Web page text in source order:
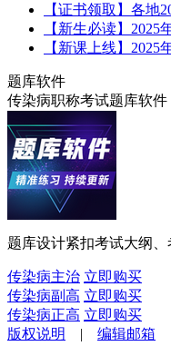
【证书领取】各地
【新生必读】
【新课上线】
题库软件
传染病职称考试题库软件
题库设计紧扣考试大纲
传染病主治 立即购买
传染病副高 立即购买
传染病正高 立即购买
版权说明
| 编辑邮箱